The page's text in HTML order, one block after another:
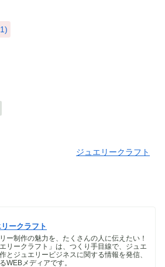
1)
ジュエリークラフト
ークラフト
ー制作の魅力を、たくさんの人に伝えたい！
エリークラフト」は、つくり手目線で、ジュエ
とジュエリービジネスに関する情報を発信、
WEBメディアです。